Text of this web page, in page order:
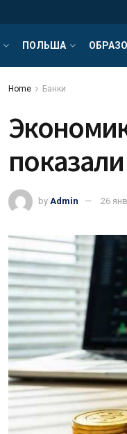
ПОЛЬША
Home Банки
by Admin 26